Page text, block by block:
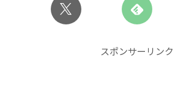
スポンサーリンク